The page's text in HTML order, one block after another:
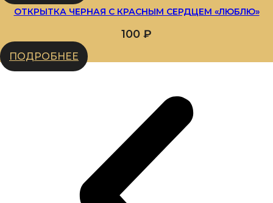
ОТКРЫТКА ЧЕРНАЯ С КРАСНЫМ СЕРДЦЕМ «ЛЮБЛЮ»
100 ₽
ПОДРОБНЕЕ